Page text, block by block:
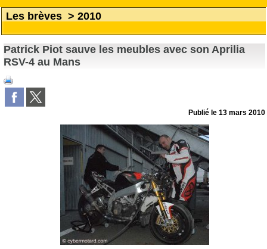
Les brèves > 2010
Patrick Piot sauve les meubles avec son Aprilia
RSV-4 au Mans
Publié le13 mars 2010